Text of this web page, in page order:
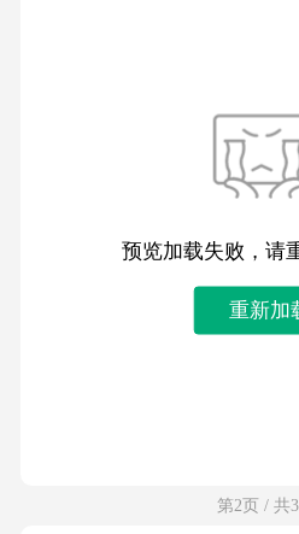
预览加载失败，请
重新加
第2页 / 共